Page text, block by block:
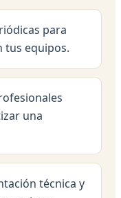
para
tus equipos.
una
técnica y